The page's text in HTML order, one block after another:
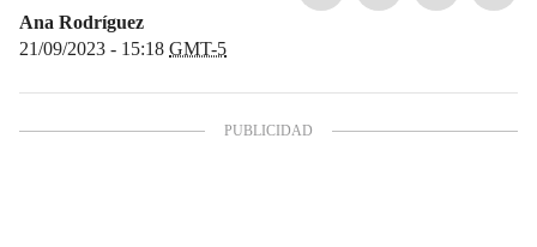
Ana Rodríguez
21/09/2023 - 15:18 GMT-5